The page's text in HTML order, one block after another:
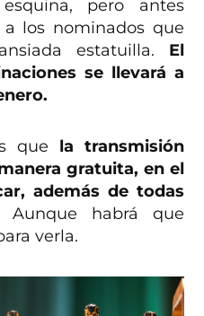
pero antes
los nominados que
estatuilla. El
se llevará a
que la transmisión
gratuita, en el
además de todas
Aunque habrá que
verla.